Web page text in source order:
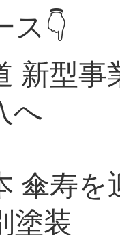
ス👇
新型
へ
傘寿
塗装